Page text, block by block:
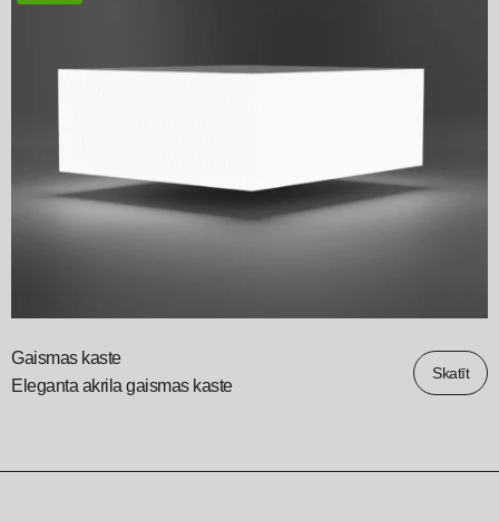
Gaismas kaste
Eleganta akrila gaismas kaste
Skatīt